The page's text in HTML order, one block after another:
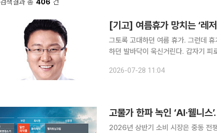
검색결과 총 406 건
[기고] 여름휴가 망치는 ‘레
그토록 고대하던 여름 휴가. 그런데
하던 발바닥이 욱신거린다. 갑자기 피로가 밀려오거나 두통이 생기고, 심한 경우 열감까지 느껴진
상을 일각에서는 '레저 시크니스
2026-07-28 11:04
2026년 상반기 소비 시장은 중동 전